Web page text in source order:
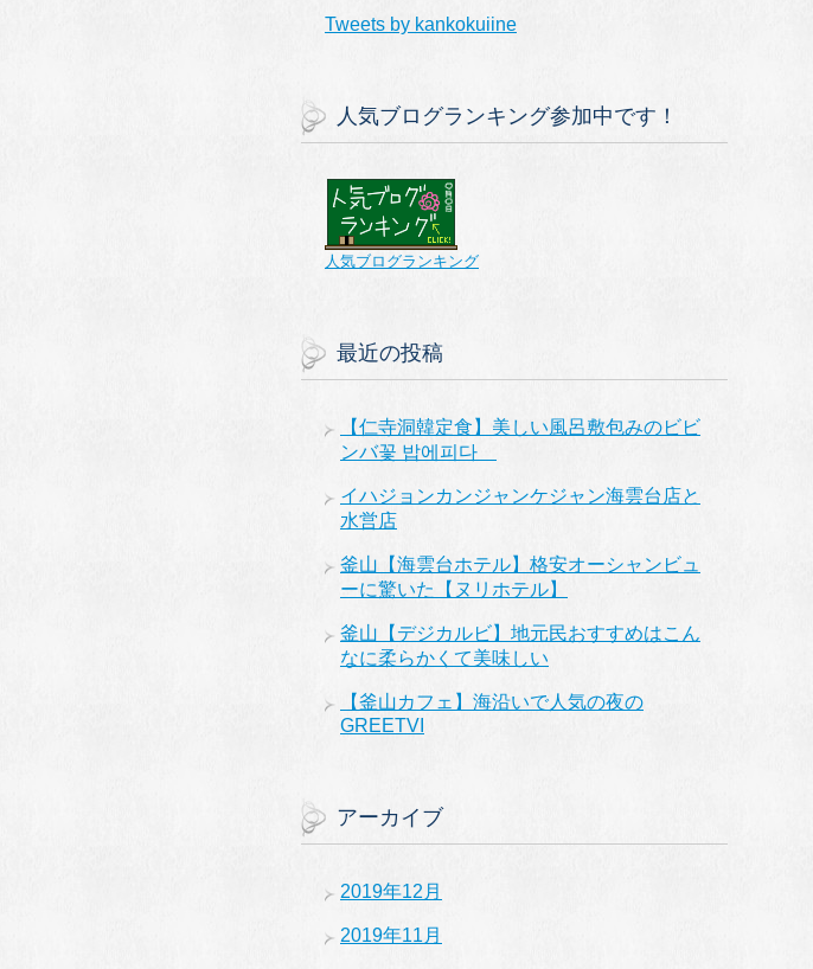
Tweets by kankokuiine
人気ブログランキング参加中です！
人気ブログランキング
最近の投稿
【仁寺洞韓定食】美しい風呂敷包みのビビ
ンバ꽃 밥에피다
イハジョンカンジャンケジャン海雲台店と
水営店
釜山【海雲台ホテル】格安オーシャンビュ
ーに驚いた【ヌリホテル】
釜山【デジカルビ】地元民おすすめはこん
なに柔らかくて美味しい
【釜山カフェ】海沿いで人気の夜の
GREETVI
アーカイブ
2019年12月
2019年11月